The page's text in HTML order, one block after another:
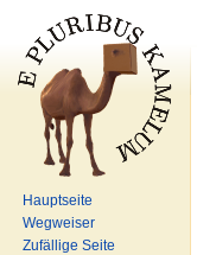
Hauptseite
Wegweiser
Zufällige Seite